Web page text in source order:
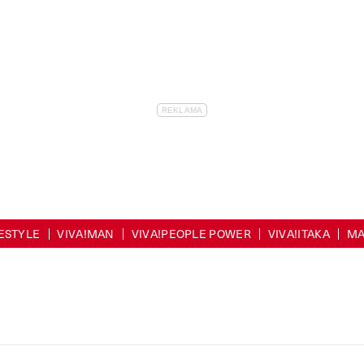
VIVA!MAN VIVA!PEOPLE POWER VIVA!ITAKA